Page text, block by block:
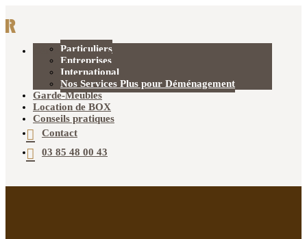
Déménagement
Particuliers
Entreprises
International
Nos Services Plus pour Déménagement
Garde-Meubles
Location de BOX
Conseils pratiques
Contact
03 85 48 00 43